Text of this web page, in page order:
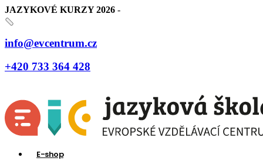
JAZYKOVÉ KURZY 2026 -
info@evcentrum.cz
+420 733 364 428
E-shop